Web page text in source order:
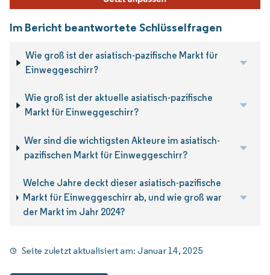
Im Bericht beantwortete Schlüsselfragen
Wie groß ist der asiatisch-pazifische Markt für
Einweggeschirr?
Wie groß ist der aktuelle asiatisch-pazifische
Markt für Einweggeschirr?
Wer sind die wichtigsten Akteure im asiatisch-
pazifischen Markt für Einweggeschirr?
Welche Jahre deckt dieser asiatisch-pazifische
Markt für Einweggeschirr ab, und wie groß war
der Markt im Jahr 2024?
Seite zuletzt aktualisiert am:Januar 14, 2025